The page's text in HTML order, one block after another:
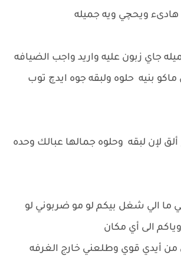
ويحچي ويه جميله
جاي زبون عليه واريد واجب الضيافه
ماكو بنيه حلوه ولبقه جوه ايدچ توب
لإن لبقه وحلوه جمالها عبالك وحده
ما الي شغل بيكم لو مو ضربوني لو
الى أي مكان
من أيدي قوي وطلعني خارج الغرفه